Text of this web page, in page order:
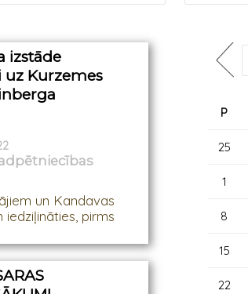
izstāde
uz Kurzemes
un Kandavas
pirms
P
25
1
8
15
22